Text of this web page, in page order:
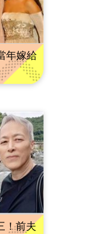
年嫁給
！前夫